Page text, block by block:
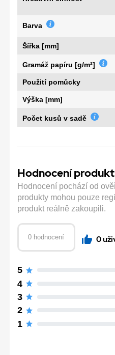
Barva
Šířka [mm]
Gramáž papíru [g/m²]
Použití pomůcky
Výška [mm]
Počet kusů v sadě
Hodnocení
Hodnocení pochází od
produkty mohou pouze
produkt reálně zakoupili.
0 hodnocení 0
5
4
3
2
1